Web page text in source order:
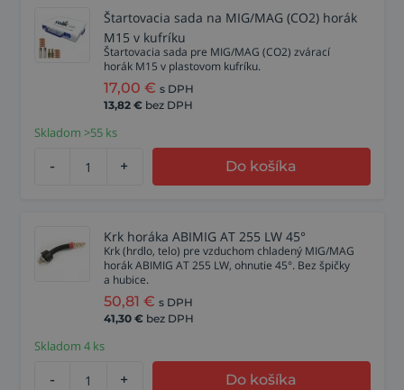
Štartovacia sada na MIG/MAG (CO2) horák
M15 v kufríku
Štartovacia sada pre MIG/MAG (CO2) zvárací
horák M15 v plastovom kufríku.
17,00 € s DPH
13,82 € bez DPH
Skladom >55 ks
- + Do košíka
Krk horáka ABIMIG AT 255 LW 45°
Krk (hrdlo, telo) pre vzduchom chladený MIG/MAG
horák ABIMIG AT 255 LW, ohnutie 45°. Bez špičky
a hubice.
50,81 € s DPH
41,30 € bez DPH
Skladom 4 ks
- + Do košíka